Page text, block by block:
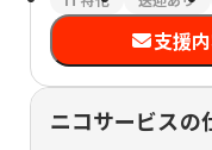
支援
ニコサービスの